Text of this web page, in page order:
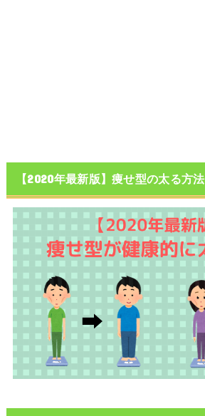
【2020年最新版】痩せ型の太る方法